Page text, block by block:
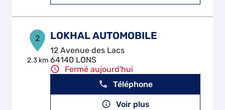
2
2.3 km
LOKHAL AUTOMOBILE
12 Avenue des Lacs
64140 LONS
Fermé aujourd'hui
Téléphone
Voir plus